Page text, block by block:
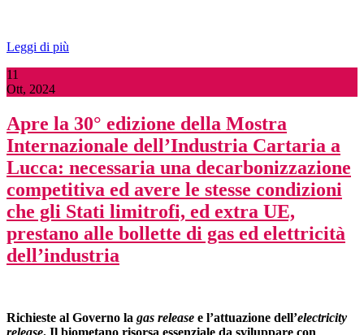
Leggi di più
11
Ott, 2024
Apre la 30° edizione della Mostra
Internazionale dell’Industria Cartaria a
Lucca: necessaria una decarbonizzazione
competitiva ed avere le stesse condizioni
che gli Stati limitrofi, ed extra UE,
prestano alle bollette di gas ed elettricità
dell’industria
Richieste al Governo la gas release e l’attuazione dell’electricity